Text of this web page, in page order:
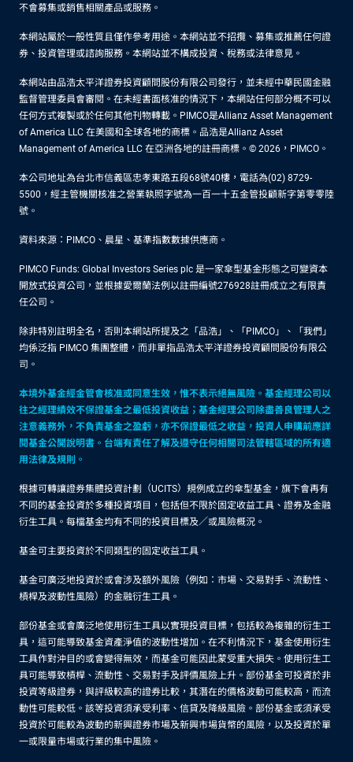
不會募集或銷售相關產品或服務。
本網站屬於一般性質且僅作參考用途。本網站並不招攬、募集或推薦任何證
券、投資管理或諮詢服務。本網站並不構成投資、稅務或法律意見。
本網站由品浩太平洋證券投資顧問股份有限公司發行，並未經中華民國金融
監督管理委員會審閱。在未經書面核准的情況下，本網站任何部分概不可以
任何方式複製或於任何其他刊物轉載。PIMCO是Allianz Asset Management
of America LLC 在美國和全球各地的商標。品浩是Allianz Asset
Management of America LLC 在亞洲各地的註冊商標。© 2026，PIMCO。
本公司地址為台北市信義區忠孝東路五段68號40樓，電話為(02) 8729-
5500，經主管機關核准之營業執照字號為一百一十五金管投顧新字第零零陸
號。
資料來源：PIMCO、晨星、基準指數數據供應商。
PIMCO Funds: Global Investors Series plc 是一家傘型基金形態之可變資本
開放式投資公司，並根據愛爾蘭法例以註冊編號276928註冊成立之有限責
任公司。
除非特別註明全名，否則本網站所提及之「品浩」、「PIMCO」、「我們」
均係泛指 PIMCO 集團整體，而非單指品浩太平洋證券投資顧問股份有限公
司。
本境外基金經金管會核准或同意生效，惟不表示絕無風險。基金經理公司以
往之經理績效不保證基金之最低投資收益；基金經理公司除盡善良管理人之
注意義務外，不負責基金之盈虧，亦不保證最低之收益，投資人申購前應詳
閱基金公開說明書。台端有責任了解及遵守任何相關司法管轄區域的所有適
用法律及規則。
根據可轉讓證券集體投資計劃（UCITS）規例成立的傘型基金，旗下會再有
不同的基金投資於多種投資項目，包括但不限於固定收益工具、證券及金融
衍生工具。每檔基金均有不同的投資目標及／或風險概況。
基金可主要投資於不同類型的固定收益工具。
基金可廣泛地投資於或會涉及額外風險（例如：市場、交易對手、流動性、
槓桿及波動性風險）的金融衍生工具。
部份基金或會廣泛地使用衍生工具以實現投資目標，包括較為複雜的衍生工
具，這可能導致基金資產淨值的波動性增加。在不利情況下，基金使用衍生
工具作對沖目的或會變得無效，而基金可能因此蒙受重大損失。使用衍生工
具可能導致槓桿、流動性、交易對手及評價風險上升。部份基金可投資於非
投資等級證券，與評級較高的證券比較，其潛在的價格波動可能較高，而流
動性可能較低。該等投資須承受利率、信貸及降級風險。部份基金或須承受
投資於可能較為波動的新興證券市場及新興市場貨幣的風險，以及投資於單
一或限量市場或行業的集中風險。